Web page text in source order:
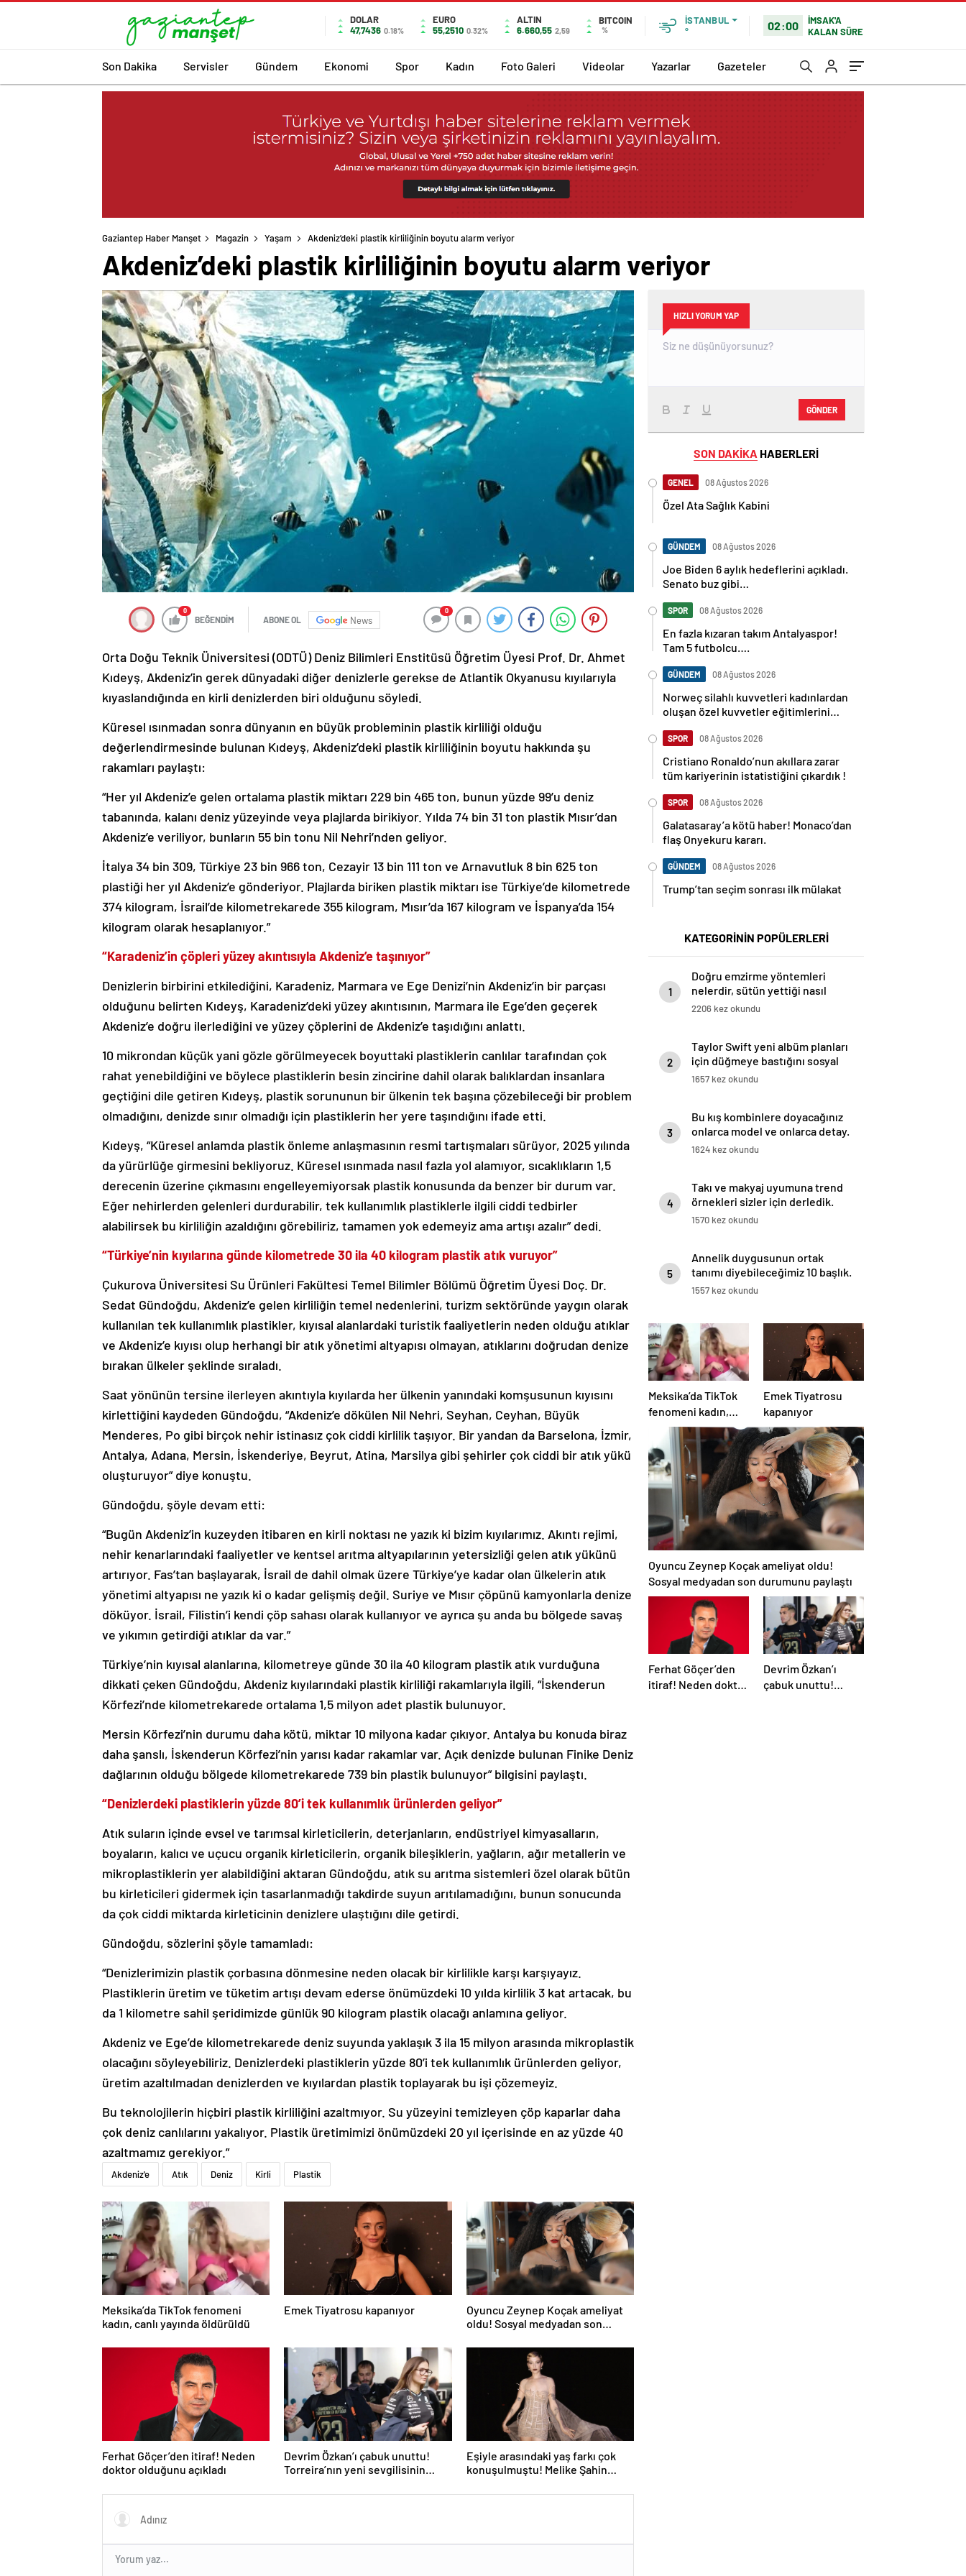
DOLAR
47,7436 0.18%
EURO
55,2510 0.32%
ALTIN
6.660,55 2,59
BITCOIN
%
İSTANBUL
°
02:00
İMSAK'A
KALAN SÜRE
Son Dakika Servisler Gündem Ekonomi Spor Kadın Foto Galeri Videolar Yazarlar Gazeteler
Gaziantep Haber Manşet Magazin Yaşam Akdeniz’deki plastik kirliliğinin boyutu alarm veriyor
Akdeniz’deki plastik kirliliğinin boyutu alarm veriyor
0
BEĞENDİM ABONE OL News
0
Orta Doğu Teknik Üniversitesi (ODTÜ) Deniz Bilimleri Enstitüsü Öğretim Üyesi Prof. Dr. Ahmet
Kıdeyş, Akdeniz’in gerek dünyadaki diğer denizlerle gerekse de Atlantik Okyanusu kıyılarıyla
kıyaslandığında en kirli denizlerden biri olduğunu söyledi.
Küresel ısınmadan sonra dünyanın en büyük probleminin plastik kirliliği olduğu
değerlendirmesinde bulunan Kıdeyş, Akdeniz’deki plastik kirliliğinin boyutu hakkında şu
rakamları paylaştı:
“Her yıl Akdeniz’e gelen ortalama plastik miktarı 229 bin 465 ton, bunun yüzde 99’u deniz
tabanında, kalanı deniz yüzeyinde veya plajlarda birikiyor. Yılda 74 bin 31 ton plastik Mısır’dan
Akdeniz’e veriliyor, bunların 55 bin tonu Nil Nehri’nden geliyor.
İtalya 34 bin 309, Türkiye 23 bin 966 ton, Cezayir 13 bin 111 ton ve Arnavutluk 8 bin 625 ton
plastiği her yıl Akdeniz’e gönderiyor. Plajlarda biriken plastik miktarı ise Türkiye’de kilometrede
374 kilogram, İsrail’de kilometrekarede 355 kilogram, Mısır’da 167 kilogram ve İspanya’da 154
kilogram olarak hesaplanıyor.”
“Karadeniz’in çöpleri yüzey akıntısıyla Akdeniz’e taşınıyor”
Denizlerin birbirini etkilediğini, Karadeniz, Marmara ve Ege Denizi’nin Akdeniz’in bir parçası
olduğunu belirten Kıdeyş, Karadeniz’deki yüzey akıntısının, Marmara ile Ege’den geçerek
Akdeniz’e doğru ilerlediğini ve yüzey çöplerini de Akdeniz’e taşıdığını anlattı.
10 mikrondan küçük yani gözle görülmeyecek boyuttaki plastiklerin canlılar tarafından çok
rahat yenebildiğini ve böylece plastiklerin besin zincirine dahil olarak balıklardan insanlara
geçtiğini dile getiren Kıdeyş, plastik sorununun bir ülkenin tek başına çözebileceği bir problem
olmadığını, denizde sınır olmadığı için plastiklerin her yere taşındığını ifade etti.
Kıdeyş, “Küresel anlamda plastik önleme anlaşmasının resmi tartışmaları sürüyor, 2025 yılında
da yürürlüğe girmesini bekliyoruz. Küresel ısınmada nasıl fazla yol alamıyor, sıcaklıkların 1,5
derecenin üzerine çıkmasını engelleyemiyorsak plastik konusunda da benzer bir durum var.
Eğer nehirlerden gelenleri durdurabilir, tek kullanımlık plastiklerle ilgili ciddi tedbirler
alabilirsek bu kirliliğin azaldığını görebiliriz, tamamen yok edemeyiz ama artışı azalır” dedi.
“Türkiye’nin kıyılarına günde kilometrede 30 ila 40 kilogram plastik atık vuruyor”
Çukurova Üniversitesi Su Ürünleri Fakültesi Temel Bilimler Bölümü Öğretim Üyesi Doç. Dr.
Sedat Gündoğdu, Akdeniz’e gelen kirliliğin temel nedenlerini, turizm sektöründe yaygın olarak
kullanılan tek kullanımlık plastikler, kıyısal alanlardaki turistik faaliyetlerin neden olduğu atıklar
ve Akdeniz’e kıyısı olup herhangi bir atık yönetimi altyapısı olmayan, atıklarını doğrudan denize
bırakan ülkeler şeklinde sıraladı.
Saat yönünün tersine ilerleyen akıntıyla kıyılarda her ülkenin yanındaki komşusunun kıyısını
kirlettiğini kaydeden Gündoğdu, “Akdeniz’e dökülen Nil Nehri, Seyhan, Ceyhan, Büyük
Menderes, Po gibi birçok nehir istinasız çok ciddi kirlilik taşıyor. Bir yandan da Barselona, İzmir,
Antalya, Adana, Mersin, İskenderiye, Beyrut, Atina, Marsilya gibi şehirler çok ciddi bir atık yükü
oluşturuyor” diye konuştu.
Gündoğdu, şöyle devam etti:
“Bugün Akdeniz’in kuzeyden itibaren en kirli noktası ne yazık ki bizim kıyılarımız. Akıntı rejimi,
nehir kenarlarındaki faaliyetler ve kentsel arıtma altyapılarının yetersizliği gelen atık yükünü
artırıyor. Fas’tan başlayarak, İsrail de dahil olmak üzere Türkiye’ye kadar olan ülkelerin atık
yönetimi altyapısı ne yazık ki o kadar gelişmiş değil. Suriye ve Mısır çöpünü kamyonlarla denize
döküyor. İsrail, Filistin’i kendi çöp sahası olarak kullanıyor ve ayrıca şu anda bu bölgede savaş
ve yıkımın getirdiği atıklar da var.”
Türkiye’nin kıyısal alanlarına, kilometreye günde 30 ila 40 kilogram plastik atık vurduğuna
dikkati çeken Gündoğdu, Akdeniz kıyılarındaki plastik kirliliği rakamlarıyla ilgili, “İskenderun
Körfezi’nde kilometrekarede ortalama 1,5 milyon adet plastik bulunuyor.
Mersin Körfezi’nin durumu daha kötü, miktar 10 milyona kadar çıkıyor. Antalya bu konuda biraz
daha şanslı, İskenderun Körfezi’nin yarısı kadar rakamlar var. Açık denizde bulunan Finike Deniz
dağlarının olduğu bölgede kilometrekarede 739 bin plastik bulunuyor” bilgisini paylaştı.
“Denizlerdeki plastiklerin yüzde 80’i tek kullanımlık ürünlerden geliyor”
Atık suların içinde evsel ve tarımsal kirleticilerin, deterjanların, endüstriyel kimyasalların,
boyaların, kalıcı ve uçucu organik kirleticilerin, organik bileşiklerin, yağların, ağır metallerin ve
mikroplastiklerin yer alabildiğini aktaran Gündoğdu, atık su arıtma sistemleri özel olarak bütün
bu kirleticileri gidermek için tasarlanmadığı takdirde suyun arıtılamadığını, bunun sonucunda
da çok ciddi miktarda kirleticinin denizlere ulaştığını dile getirdi.
Gündoğdu, sözlerini şöyle tamamladı:
“Denizlerimizin plastik çorbasına dönmesine neden olacak bir kirlilikle karşı karşıyayız.
Plastiklerin üretim ve tüketim artışı devam ederse önümüzdeki 10 yılda kirlilik 3 kat artacak, bu
da 1 kilometre sahil şeridimizde günlük 90 kilogram plastik olacağı anlamına geliyor.
Akdeniz ve Ege’de kilometrekarede deniz suyunda yaklaşık 3 ila 15 milyon arasında mikroplastik
olacağını söyleyebiliriz. Denizlerdeki plastiklerin yüzde 80’i tek kullanımlık ürünlerden geliyor,
üretim azaltılmadan denizlerden ve kıyılardan plastik toplayarak bu işi çözemeyiz.
Bu teknolojilerin hiçbiri plastik kirliliğini azaltmıyor. Su yüzeyini temizleyen çöp kaparlar daha
çok deniz canlılarını yakalıyor. Plastik üretimimizi önümüzdeki 20 yıl içerisinde en az yüzde 40
azaltmamız gerekiyor.”
Akdeniz'e Atık Deniz Kirli Plastik
Meksika’da TikTok fenomeni
kadın, canlı yayında öldürüldü
Emek Tiyatrosu kapanıyor
Oyuncu Zeynep Koçak ameliyat
oldu! Sosyal medyadan son
Ferhat Göçer’den itiraf! Neden
doktor olduğunu açıkladı
Devrim Özkan’ı çabuk unuttu!
Torreira’nın yeni sevgilisinin
Eşiyle arasındaki yaş farkı çok
konuşulmuştu! Melike Şahin
HIZLI YORUM YAP
GÖNDER
SON DAKİKA HABERLERİ
GENEL 08 Ağustos 2026
Özel Ata Sağlık Kabini
GÜNDEM 08 Ağustos 2026
Joe Biden 6 aylık hedeflerini açıkladı.
Senato buz gibi…
SPOR 08 Ağustos 2026
En fazla kızaran takım Antalyaspor!
Tam 5 futbolcu….
GÜNDEM 08 Ağustos 2026
Norweç silahlı kuvvetleri kadınlardan
oluşan özel kuvvetler eğitimlerini
SPOR 08 Ağustos 2026
Cristiano Ronaldo’nun akıllara zarar
tüm kariyerinin istatistiğini çıkardık !
SPOR 08 Ağustos 2026
Galatasaray’a kötü haber! Monaco’dan
flaş Onyekuru kararı.
GÜNDEM 08 Ağustos 2026
Trump’tan seçim sonrası ilk mülakat
KATEGORİNİN POPÜLERLERİ
1
Doğru emzirme yöntemleri
nelerdir, sütün yettiği nasıl
anlaşılır?
2206 kez okundu
2
Taylor Swift yeni albüm planları
için düğmeye bastığını sosyal
medyadan duyurdu!
1657 kez okundu
3
Bu kış kombinlere doyacağınız
onlarca model ve onlarca detay.
1624 kez okundu
4
Takı ve makyaj uyumuna trend
örnekleri sizler için derledik.
1570 kez okundu
5
Annelik duygusunun ortak
tanımı diyebileceğimiz 10 başlık.
1557 kez okundu
Meksika’da TikTok
fenomeni kadın,
canlı yayında
öldürüldü
Emek Tiyatrosu
kapanıyor
Oyuncu Zeynep Koçak ameliyat oldu!
Sosyal medyadan son durumunu paylaştı
Ferhat Göçer’den
itiraf! Neden doktor
Devrim Özkan’ı
çabuk unuttu!